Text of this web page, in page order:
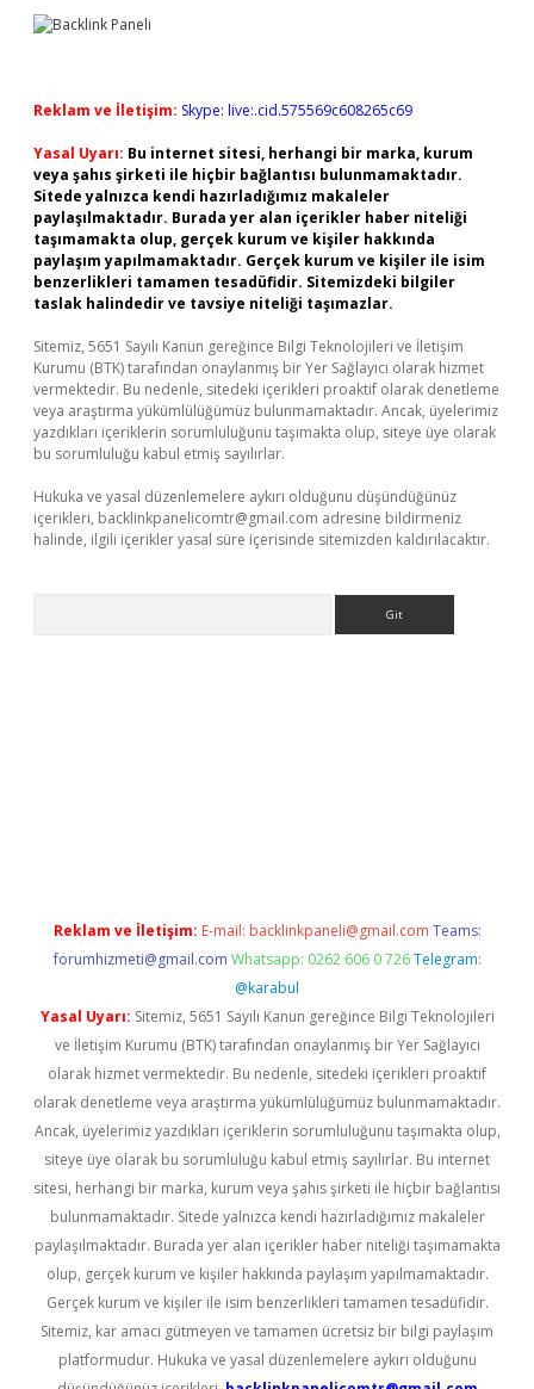
Reklam ve İletişim: Skype: live:.cid.575569c608265c69
Yasal Uyarı: Bu internet sitesi, herhangi bir marka, kurum
veya şahıs şirketi ile hiçbir bağlantısı bulunmamaktadır.
Sitede yalnızca kendi hazırladığımız makaleler
paylaşılmaktadır. Burada yer alan içerikler haber niteliği
taşımamakta olup, gerçek kurum ve kişiler hakkında
paylaşım yapılmamaktadır. Gerçek kurum ve kişiler ile isim
benzerlikleri tamamen tesadüfidir. Sitemizdeki bilgiler
taslak halindedir ve tavsiye niteliği taşımazlar.
Sitemiz, 5651 Sayılı Kanun gereğince Bilgi Teknolojileri ve İletişim
Kurumu (BTK) tarafından onaylanmış bir Yer Sağlayıcı olarak hizmet
vermektedir. Bu nedenle, sitedeki içerikleri proaktif olarak denetleme
veya araştırma yükümlülüğümüz bulunmamaktadır. Ancak, üyelerimiz
yazdıkları içeriklerin sorumluluğunu taşımakta olup, siteye üye olarak
bu sorumluluğu kabul etmiş sayılırlar.
Hukuka ve yasal düzenlemelere aykırı olduğunu düşündüğünüz
içerikleri, backlinkpanelicomtr@gmail.com adresine bildirmeniz
halinde, ilgili içerikler yasal süre içerisinde sitemizden kaldırılacaktır.
Reklam ve İletişim: E-mail: backlinkpaneli@gmail.com Teams:
forumhizmeti@gmail.com Whatsapp: 0262 606 0 726 Telegram:
@karabul
Yasal Uyarı: Sitemiz, 5651 Sayılı Kanun gereğince Bilgi Teknolojileri
ve İletişim Kurumu (BTK) tarafından onaylanmış bir Yer Sağlayıcı
olarak hizmet vermektedir. Bu nedenle, sitedeki içerikleri proaktif
olarak denetleme veya araştırma yükümlülüğümüz bulunmamaktadır.
Ancak, üyelerimiz yazdıkları içeriklerin sorumluluğunu taşımakta olup,
siteye üye olarak bu sorumluluğu kabul etmiş sayılırlar. Bu internet
sitesi, herhangi bir marka, kurum veya şahıs şirketi ile hiçbir bağlantısı
bulunmamaktadır. Sitede yalnızca kendi hazırladığımız makaleler
paylaşılmaktadır. Burada yer alan içerikler haber niteliği taşımamakta
olup, gerçek kurum ve kişiler hakkında paylaşım yapılmamaktadır.
Gerçek kurum ve kişiler ile isim benzerlikleri tamamen tesadüfidir.
Sitemiz, kar amacı gütmeyen ve tamamen ücretsiz bir bilgi paylaşım
platformudur. Hukuka ve yasal düzenlemelere aykırı olduğunu